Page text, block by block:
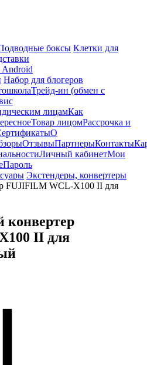
боксы Клетки для
Android
Набор для блогеров
Трейд-ин (обмен с
лицамКак
Товар лицомРассрочка и
О
ОтзывыПартнерыКонтакты
Личный кабинетМои
Пароль
Экстендеры, конвертеры
FUJIFILM WCL-X100 II для
II для